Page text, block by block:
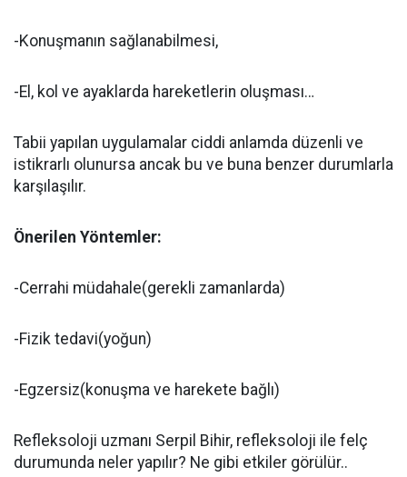
-Konuşmanın sağlanabilmesi,
-El, kol ve ayaklarda hareketlerin oluşması…
Tabii yapılan uygulamalar ciddi anlamda düzenli ve
istikrarlı olunursa ancak bu ve buna benzer durumlarla
karşılaşılır.
Önerilen Yöntemler:
-Cerrahi müdahale(gerekli zamanlarda)
-Fizik tedavi(yoğun)
-Egzersiz(konuşma ve harekete bağlı)
Refleksoloji uzmanı Serpil Bihir, refleksoloji ile felç
durumunda neler yapılır? Ne gibi etkiler görülür..